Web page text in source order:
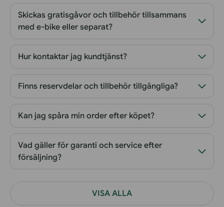
Skickas gratisgåvor och tillbehör tillsammans
med e-bike eller separat?
Hur kontaktar jag kundtjänst?
Finns reservdelar och tillbehör tillgängliga?
Kan jag spåra min order efter köpet?
Vad gäller för garanti och service efter
försäljning?
VISA ALLA